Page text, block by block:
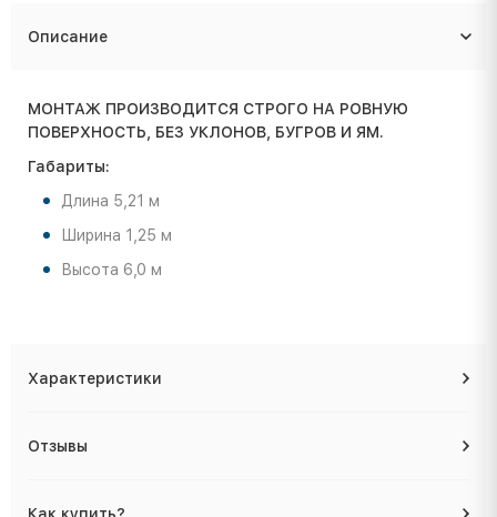
Описание
МОНТАЖ ПРОИЗВОДИТСЯ СТРОГО НА РОВНУЮ
ПОВЕРХНОСТЬ, БЕЗ УКЛОНОВ, БУГРОВ И ЯМ.
Габариты:
Длина 5,21 м
Ширина 1,25 м
Высота 6,0 м
Характеристики
Отзывы